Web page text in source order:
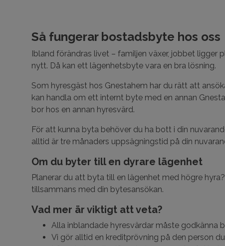
Så fungerar bostadsbyte hos oss
Ibland förändras livet – familjen växer, jobbet ligger
nytt. Då kan ett lägenhetsbyte vara en bra lösning.
Som hyresgäst hos Gnestahem har du rätt att
kan handla om ett internt byte med en annan
bor hos en annan hyresvärd.
För att kunna byta behöver du ha bott i din
alltid är tre månaders uppsägningstid på din
Om du byter till en dyrare lägenhet
Planerar du att byta till en lägenhet med högre
tillsammans med din bytesansökan.
Vad mer är viktigt att veta?
Alla inblandade hyresvärdar måste godkänna
Vi gör alltid en kreditprövning på den person